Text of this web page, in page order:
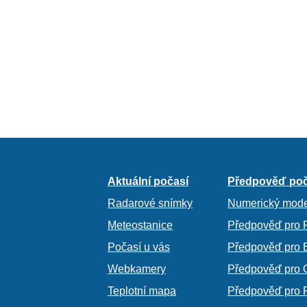
Aktuální počasí
Radarové snímky
Meteostanice
Počasí u vás
Webkamery
Teplotní mapa
Předpověď
Numerický
Předpověď pro
Předpověď pro
Předpověď pro
Předpověď pro